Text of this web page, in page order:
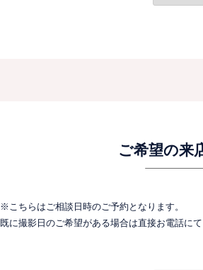
ご希望の来
※こちらはご相談日時のご予約となります。
既に撮影日のご希望がある場合は直接お電話に